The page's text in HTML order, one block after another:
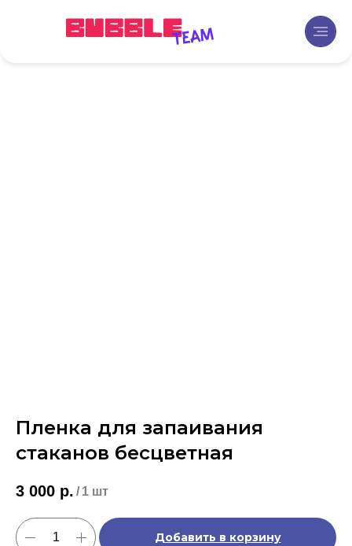
Пленка для запаивания
стаканов бесцветная
3 000 р. / 1 шт
Добавить в корзину